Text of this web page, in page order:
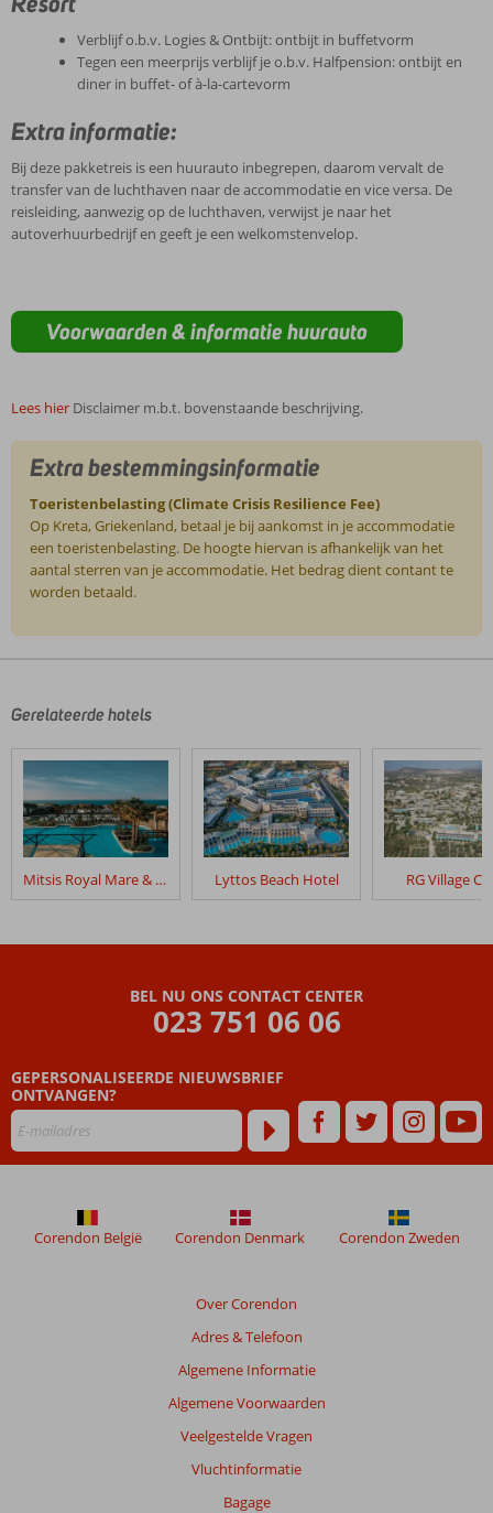
Verblijf o.b.v. Logies & Ontbijt: ontbijt in buffetvorm
Tegen een meerprijs verblijf je o.b.v. Halfpension: ontbijt en
diner in buffet- of à-la-cartevorm
Extra informatie:
Bij deze pakketreis is een huurauto inbegrepen, daarom vervalt de
transfer van de luchthaven naar de accommodatie en vice versa. De
reisleiding, aanwezig op de luchthaven, verwijst je naar het
autoverhuurbedrijf en geeft je een welkomstenvelop.
Voorwaarden & informatie huurauto
Lees hier Disclaimer m.b.t. bovenstaande beschrijving.
Extra bestemmingsinformatie
Toeristenbelasting (Climate Crisis Resilience Fee)
Op Kreta, Griekenland, betaal je bij aankomst in je accommodatie
een toeristenbelasting. De hoogte hiervan is afhankelijk van het
aantal sterren van je accommodatie. Het bedrag dient contant te
worden betaald.
door
klanten
geschreven
na
hun
verblijf
Fly
Beoordelingen
die
dan
maanden
worden
Gerelateerde hotels
Mitsis Royal Mare & Thalasso Resort Lyttos Beach Hotel RG Village
BEL NU ONS CONTACT CENTER
023 751 06 06
GEPERSONALISEERDE NIEUWSBRIEF
ONTVANGEN?
Over Corendon
Adres & Telefoon
Algemene Informatie
Algemene Voorwaarden
Veelgestelde Vragen
Vluchtinformatie
Bagage
Corendon België Corendon Denmark Corendon Zweden